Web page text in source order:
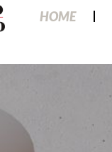
HOME